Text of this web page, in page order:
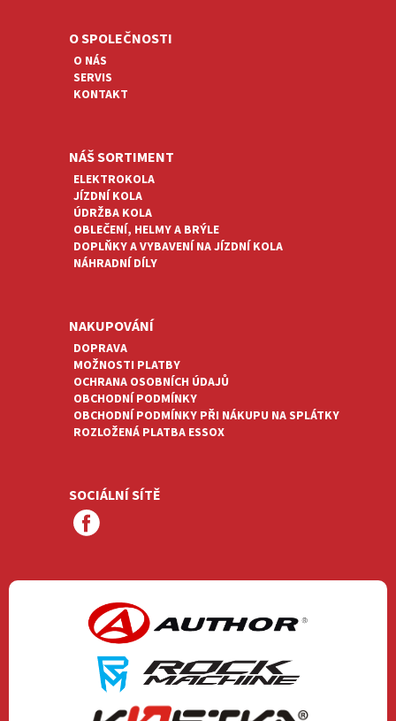
O SPOLEČNOSTI
O NÁS
SERVIS
KONTAKT
NÁŠ SORTIMENT
ELEKTROKOLA
JÍZDNÍ KOLA
ÚDRŽBA KOLA
OBLEČENÍ, HELMY A BRÝLE
DOPLŇKY A VYBAVENÍ NA JÍZDNÍ KOLA
NÁHRADNÍ DÍLY
NAKUPOVÁNÍ
DOPRAVA
MOŽNOSTI PLATBY
OCHRANA OSOBNÍCH ÚDAJŮ
OBCHODNÍ PODMÍNKY
OBCHODNÍ PODMÍNKY PŘI NÁKUPU NA SPLÁTKY
ROZLOŽENÁ PLATBA ESSOX
SOCIÁLNÍ SÍTĚ